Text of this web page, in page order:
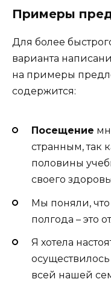
Примеры
Для более
варианта
на примеры
содержится:
Посещение
странным, так
половины
своего
Мы поняли, что
полгода – это
Я хотела
осуществилось
всей нашей